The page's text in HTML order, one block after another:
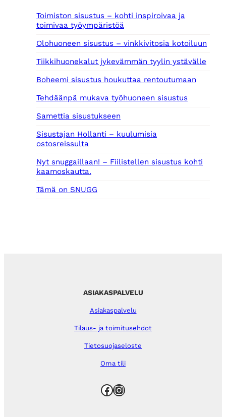
Toimiston sisustus – kohti inspiroivaa ja
toimivaa työympäristöä
Olohuoneen sisustus – vinkkivitosia kotoiluun
Tiikkihuonekalut jykevämmän tyylin ystävälle
Boheemi sisustus houkuttaa rentoutumaan
Tehdäänpä mukava työhuoneen sisustus
Samettia sisustukseen
Sisustajan Hollanti – kuulumisia
ostosreissulta
Nyt snuggaillaan! – Fiilistellen sisustus kohti
kaamoskautta.
Tämä on SNUGG
ASIAKASPALVELU
Asiakaspalvelu
Tilaus- ja toimitusehdot
Tietosuojaseloste
Oma tili
Facebook Instagram